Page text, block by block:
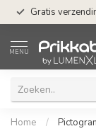
Gratis
MENU
Home /